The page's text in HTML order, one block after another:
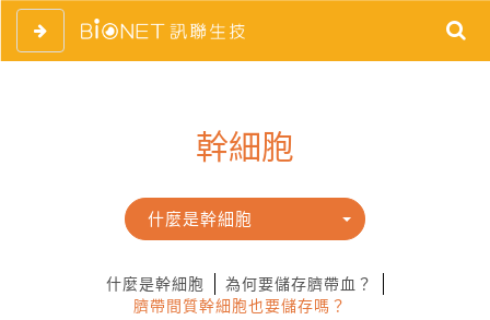
幹細胞
什麼是幹細胞
什麼是幹細胞
為何要儲存臍帶血？
臍帶間質幹細胞也要儲存嗎？